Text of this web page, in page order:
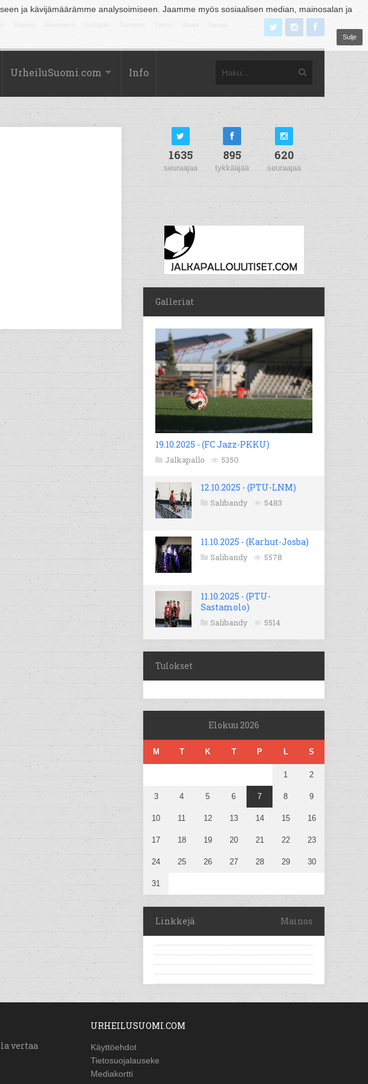
ja kävijämäärämme analysoimiseen. Jaamme myös sosiaalisen median, mainosalan ja
Sulje
UrheiluSuomi.com Info
1635
seuraajaa
895
tykkääjää
620
seuraajaa
Galleriat
19.10.2025 - (FC Jazz-PKKU)
Jalkapallo 5350
12.10.2025 - (PTU-LNM)
Salibandy 5483
11.10.2025 - (Karhut-Josba)
Salibandy 5578
11.10.2025 - (PTU-
Sastamolo)
Salibandy 5514
Tulokset
Elokuu 2026
M T K T P L S
1 2
3 4 5 6 7 8 9
10 11 12 13 14 15 16
17 18 19 20 21 22 23
24 25 26 27 28 29 30
31
Linkkejä Mainos
vertaa
URHEILUSUOMI.COM
Käyttöehdot
Tietosuojalauseke
Mediakortti